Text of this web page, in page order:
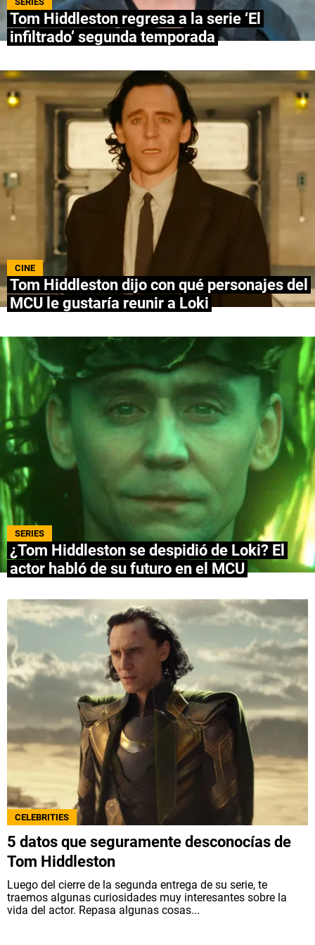
NETFLIX
APPLE TV+
MÚSICA
CELEBRITIES
PASATIEMPOS
INFLUENCERS
SPOILER US
QUIENES SOMOS CONTACTO
Escribe en Spoiler
Términos y Condiciones
Políticas de Privacidad
Política Editorial
Bolavip, al igual que Futbol Sites, es una
compañía perteneciente a Better Collective.
Todos los derechos reservados.
Tom Hiddleston regresa a la serie ‘El
infiltrado’ segunda temporada
CINE
Tom Hiddleston dijo con qué personajes del
MCU le gustaría reunir a Loki
SERIES
¿Tom Hiddleston se despidió de Loki? El
actor habló de su futuro en el MCU
CELEBRITIES
5 datos que seguramente desconocías de
Tom Hiddleston
Luego del cierre de la segunda entrega de su serie, te
traemos algunas curiosidades muy interesantes sobre la
vida del actor. Repasa algunas cosas...